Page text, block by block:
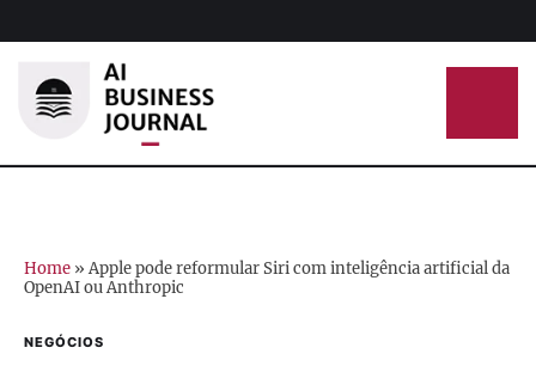
Home »Apple pode reformular Siri com inteligência artificial da
OpenAI ou Anthropic
NEGÓCIOS